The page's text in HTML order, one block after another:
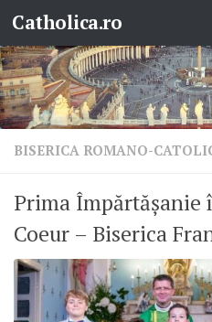
Skip to content
Catholica.ro
BISERICA ROMANO-
Prima Împărtășanie
Coeur – Biserica